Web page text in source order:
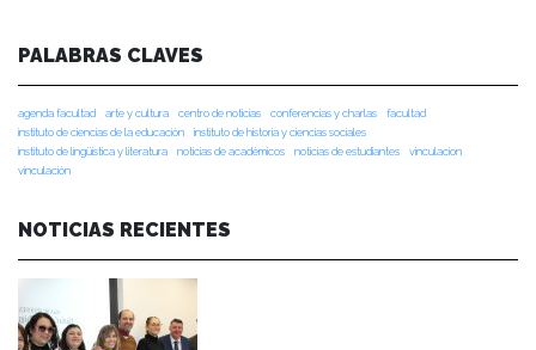
PALABRAS CLAVES
agenda facultad arte y cultura centro de noticias conferencias y charlas
facultad
instituto de ciencias de la educación
instituto de historia y ciencias sociales
instituto de lingüística y literatura
noticias de académicos noticias de estudiantes
vinculacion
vinculación
NOTICIAS RECIENTES